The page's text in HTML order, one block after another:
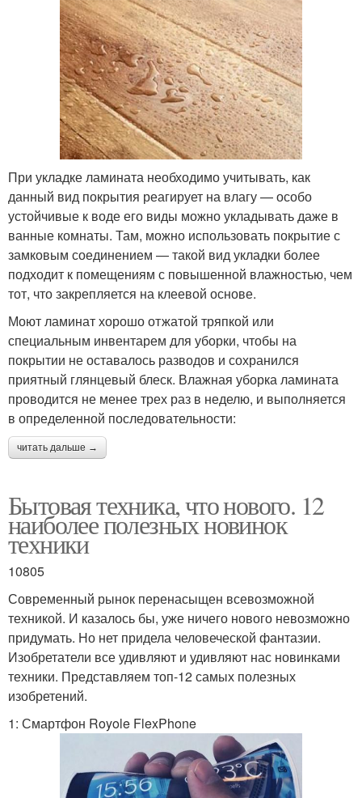
При укладке ламината необходимо учитывать, как
данный вид покрытия реагирует на влагу — особо
устойчивые к воде его виды можно укладывать даже в
ванные комнаты. Там, можно использовать покрытие с
замковым соединением — такой вид укладки более
подходит к помещениям с повышенной влажностью, чем
тот, что закрепляется на клеевой основе.
Моют ламинат хорошо отжатой тряпкой или
специальным инвентарем для уборки, чтобы на
покрытии не оставалось разводов и сохранился
приятный глянцевый блеск. Влажная уборка ламината
проводится не менее трех раз в неделю, и выполняется
в определенной последовательности:
читать дальше →
Бытовая техника, что нового. 12
наиболее полезных новинок
техники
10805
Современный рынок перенасыщен всевозможной
техникой. И казалось бы, уже ничего нового невозможно
придумать. Но нет придела человеческой фантазии.
Изобретатели все удивляют и удивляют нас новинками
техники. Представляем топ-12 самых полезных
изобретений.
1: Смартфон Royole FlexPhone